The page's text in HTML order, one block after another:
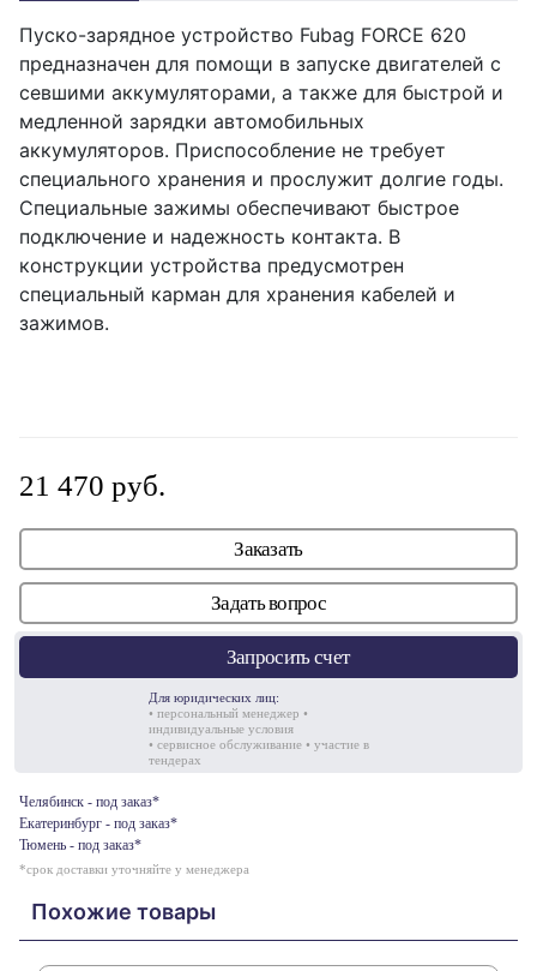
Пуско-зарядное устройство Fubag FORCE 620
предназначен для помощи в запуске двигателей с
севшими аккумуляторами, а также для быстрой и
медленной зарядки автомобильных
аккумуляторов. Приспособление не требует
специального хранения и прослужит долгие годы.
Специальные зажимы обеспечивают быстрое
подключение и надежность контакта. В
конструкции устройства предусмотрен
специальный карман для хранения кабелей и
зажимов.
21 470 руб.
Заказать
Задать вопрос
Запросить счет
Для юридических лиц:
• персональный менеджер •
индивидуальные условия
• сервисное обслуживание • участие в
тендерах
Челябинск - под заказ*
Екатеринбург - под заказ*
Тюмень - под заказ*
*срок доставки уточняйте у менеджера
Похожие товары